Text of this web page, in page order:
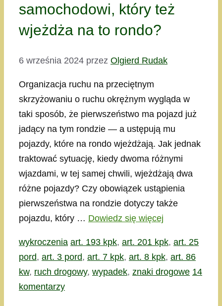
samochodowi, który też
wjeżdża na to rondo?
6 września 2024 przez Olgierd Rudak
Organizacja ruchu na przeciętnym
skrzyżowaniu o ruchu okrężnym wygląda w
taki sposób, że pierwszeństwo ma pojazd już
jadący na tym rondzie — a ustępują mu
pojazdy, które na rondo wjeżdżają. Jak jednak
traktować sytuację, kiedy dwoma różnymi
wjazdami, w tej samej chwili, wjeżdżają dwa
różne pojazdy? Czy obowiązek ustąpienia
pierwszeństwa na rondzie dotyczy także
pojazdu, który … Dowiedz się więcej
Kategorie
wykroczenia Tagi
art. 193 kpk, art. 201 kpk, art. 25
pord, art. 3 pord, art. 7 kpk, art. 8 kpk, art. 86
kw, ruch drogowy, wypadek, znaki drogowe 14
komentarzy